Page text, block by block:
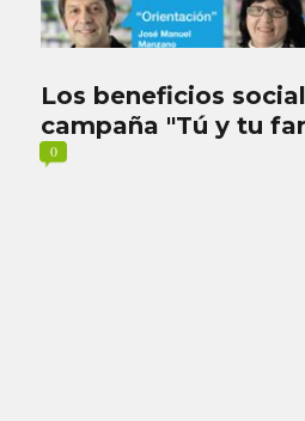
Los beneficios
campaña "Tú y tu
0